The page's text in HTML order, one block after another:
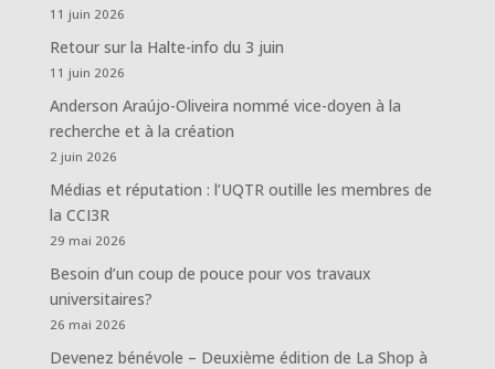
11 juin 2026
Retour sur la Halte-info du 3 juin
11 juin 2026
Anderson Araújo-Oliveira nommé vice-doyen à la
recherche et à la création
2 juin 2026
Médias et réputation : l’UQTR outille les membres de
la CCI3R
29 mai 2026
Besoin d’un coup de pouce pour vos travaux
universitaires?
26 mai 2026
Devenez bénévole – Deuxième édition de La Shop à